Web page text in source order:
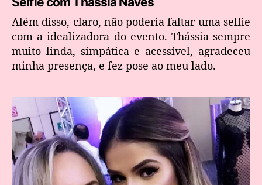
Além disso, claro, não poderia faltar uma selfie
com a idealizadora do evento. Thássia sempre
muito linda, simpática e acessível, agradeceu
minha presença, e fez pose ao meu lado.